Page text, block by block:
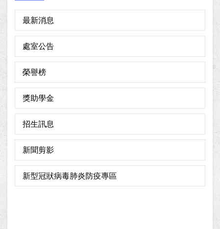
最新消息
處室公告
榮譽榜
獎助學金
招生訊息
新聞剪影
新型冠狀病毒肺炎防疫專區